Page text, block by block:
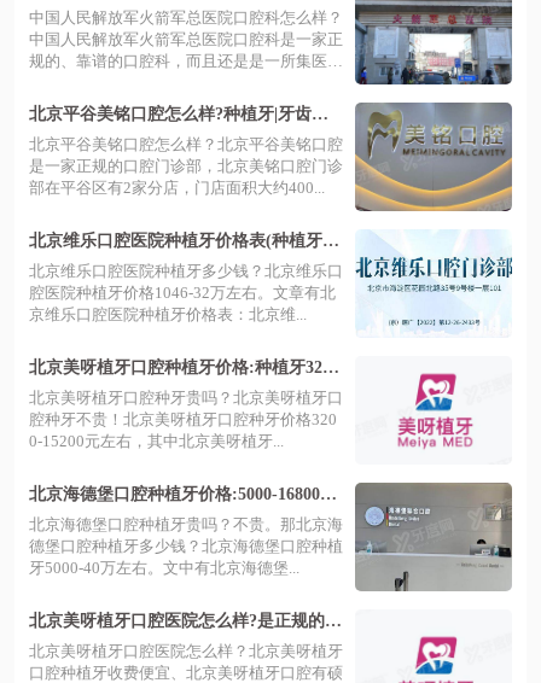
样?内有医生介绍|地址|交通路线
中国人民解放军火箭军总医院口腔科怎么样？
中国人民解放军火箭军总医院口腔科是一家正
规的、靠谱的口腔科，而且还是是一所集医
北京平谷美铭口腔怎么样?种植牙|牙齿矫
正技术好价格不贵哦
北京平谷美铭口腔怎么样？北京平谷美铭口腔
是一家正规的口腔门诊部，北京美铭口腔门诊
部在平谷区有2家分店，门店面积大约400...
北京维乐口腔医院种植牙价格表(种植牙一
颗价格1046-16800元|半口2-16万|全口3.6-3
2万)
北京维乐口腔医院种植牙多少钱？北京维乐口
腔医院种植牙价格1046-32万左右。文章有北
京维乐口腔医院种植牙价格表：北京维...
北京美呀植牙口腔种植牙价格:种植牙3200
一颗|半口3.6W|全口6.5W,种牙不贵
北京美呀植牙口腔种牙贵吗？北京美呀植牙口
腔种牙不贵！北京美呀植牙口腔种牙价格320
0-15200元左右，其中北京美呀植牙...
北京海德堡口腔种植牙价格:5000-16800一
颗|半口3-20万|全口5-40万元
北京海德堡口腔种植牙贵吗？不贵。那北京海
德堡口腔种植牙多少钱？北京海德堡口腔种植
牙5000-40万左右。文中有北京海德堡...
北京美呀植牙口腔医院怎么样?是正规的,
在北京有4家口腔门诊地址在...
北京美呀植牙口腔医院怎么样？北京美呀植牙
口腔种植牙收费便宜、北京美呀植牙口腔有硕